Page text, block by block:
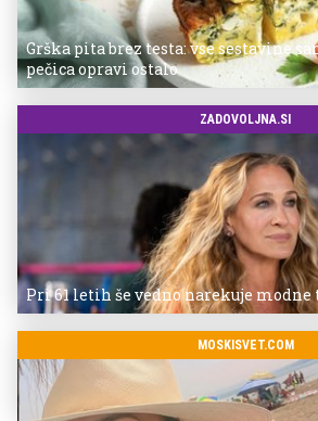
Grška pita brez testa: vse sestavine
pečica opravi ostalo
ZADOVOLJNA.SI
Pri 61 letih še vedno narekuje modne
MOSKISVET.COM